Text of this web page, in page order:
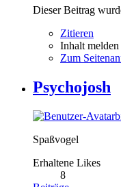
Dieser Beitrag
Zitieren
Inhalt melden
Zum
Psychojosh
Spaßvogel
Erhaltene Likes
8